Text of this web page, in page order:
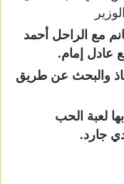
مع الراحل أحمد
عادل إمام.
والبحث عن طريق
لعبة الحب
جارد.